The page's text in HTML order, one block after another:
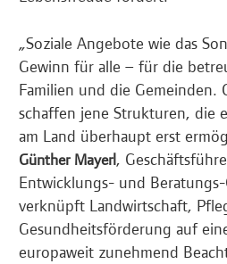
„Soziale Angebote wie das
Gewinn für alle – für die
Familien und die Gemeinden.
schaffen jene Strukturen, die
am Land überhaupt erst
Günther Mayerl,
Entwicklungs- und
verknüpft Landwirtschaft,
Gesundheitsförderung auf
europaweit zunehmend